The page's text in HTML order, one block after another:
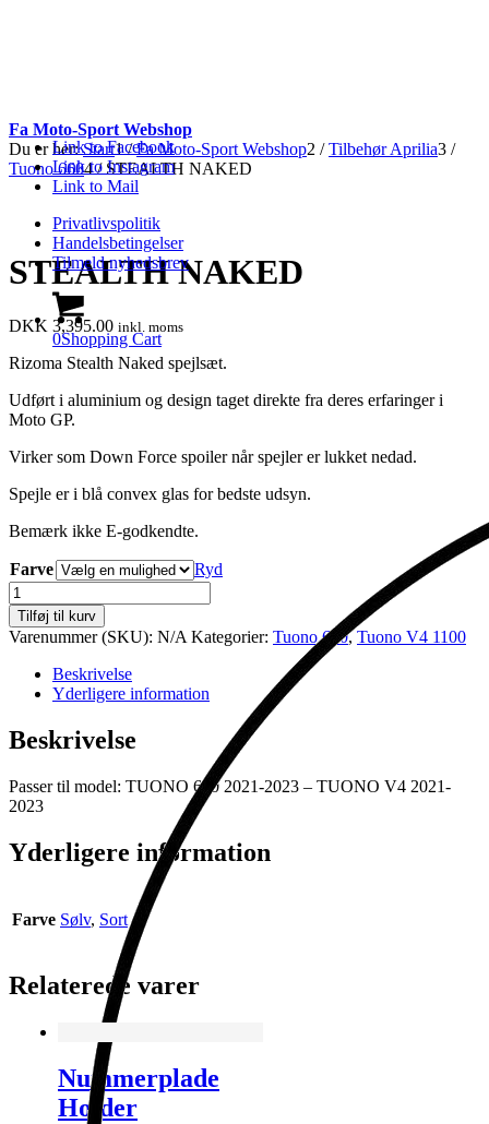
Link to Facebook
Link to Instagram
Link to Mail
Privatlivspolitik
Handelsbetingelser
Tilmeld nyhedsbrev
0Shopping Cart
Fa Moto-Sport Webshop
Du er her: Start1 / Fa Moto-Sport Webshop2 / Tilbehør Aprilia3 /
Tuono 6604 / STEALTH NAKED
STEALTH NAKED
DKK 3,395.00 inkl. moms
Rizoma Stealth Naked spejlsæt.
Udført i aluminium og design taget direkte fra deres erfaringer i
Moto GP.
Virker som Down Force spoiler når spejler er lukket nedad.
Spejle er i blå convex glas for bedste udsyn.
Bemærk ikke E-godkendte.
Farve
Ryd
STEALTH
NAKED
antal
Tilføj til kurv
Varenummer (SKU): N/A Kategorier: Tuono 660,Tuono V4 1100
Beskrivelse
Yderligere information
Beskrivelse
Passer til model: TUONO 660 2021-2023 – TUONO V4 2021-
2023
Yderligere information
Farve Sølv, Sort
Relaterede varer
Nummerplade
Holder